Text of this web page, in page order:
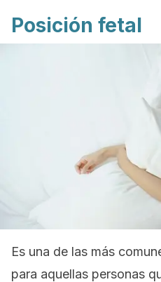
Posición fetal
Es una de las más
para aquellas personas